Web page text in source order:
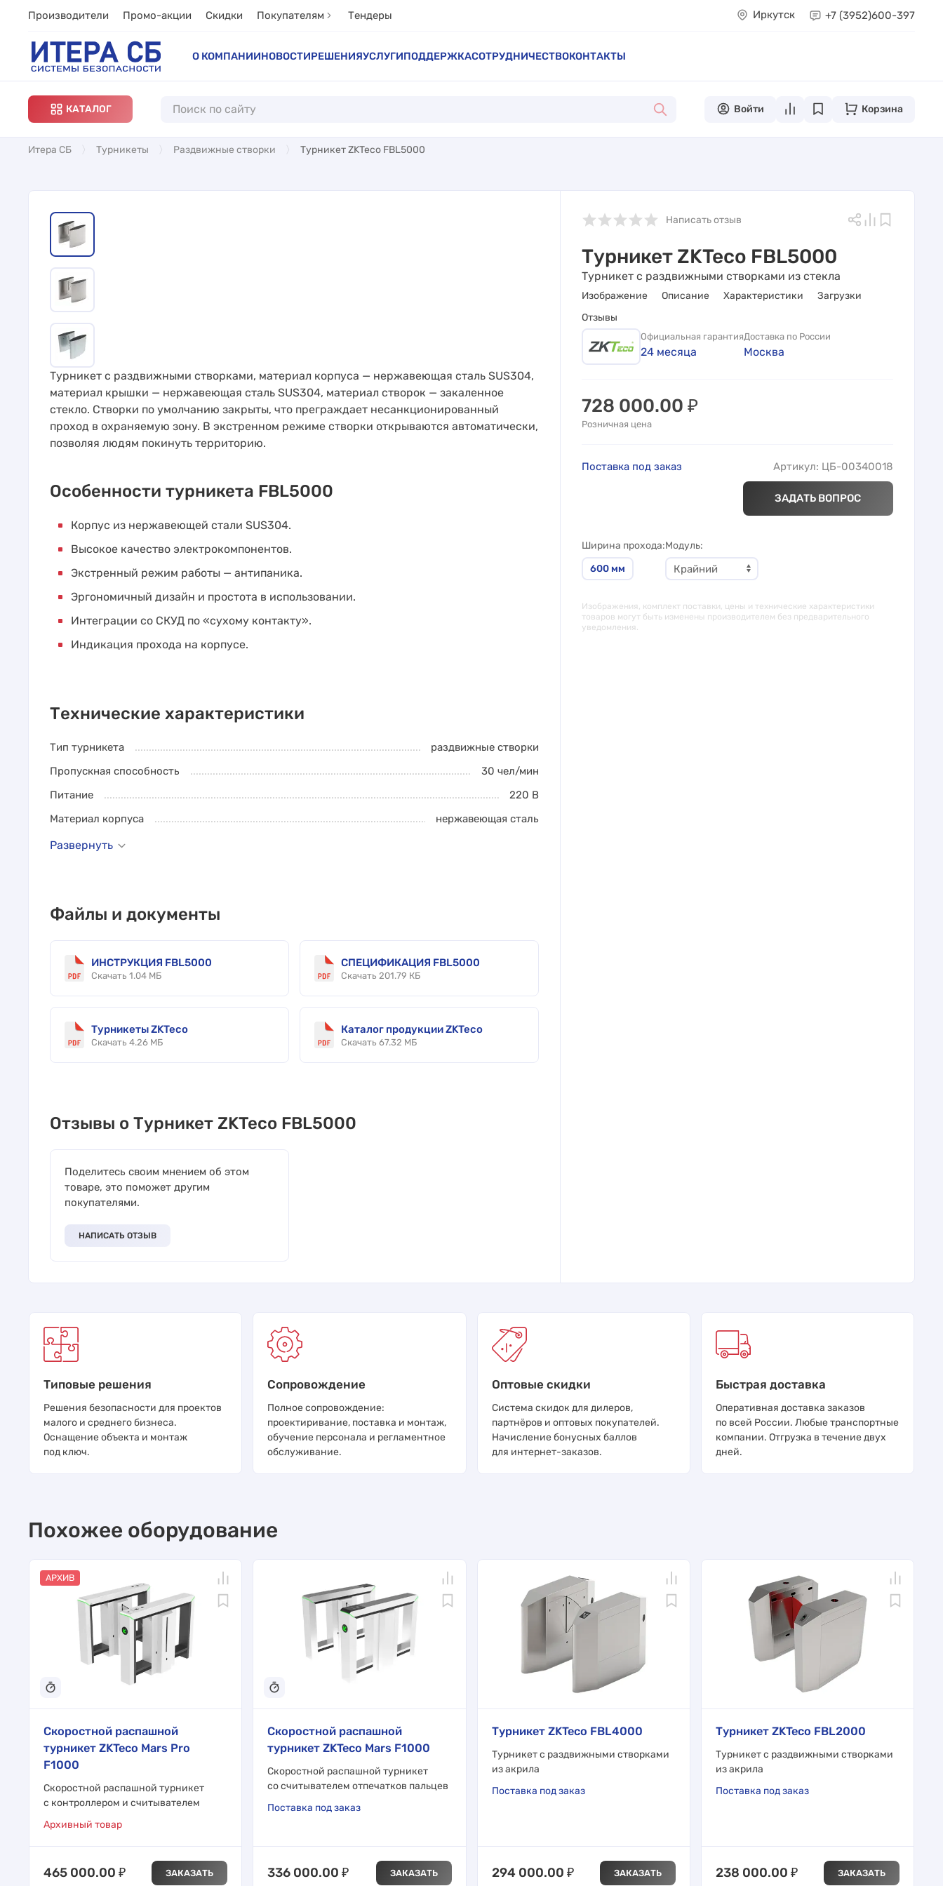
Производители Промо-акции Скидки Покупателям Тендеры Иркутск +7 (3952)600-397
О КОМПАНИИНОВОСТИРЕШЕНИЯУСЛУГИПОДДЕРЖКАСОТРУДНИЧЕСТВОКОНТАКТЫ
КАТАЛОГ Войти Корзина
Итера СБ Турникеты Раздвижные створки Турникет ZKTeco FBL5000
Написать отзыв
Турникет ZKTeco FBL5000
Турникет с раздвижными створками из стекла
Изображение Описание Характеристики
Загрузки
Отзывы
Официальная гарантия
24 месяца
Доставка по России
Москва
728 000.00 ₽
Розничная цена
Поставка под заказ Артикул: ЦБ-00340018
ЗАДАТЬ ВОПРОС
Ширина прохода
600 мм
Модуль
Изображения, комплект поставки, цены и технические характеристики
товаров могут быть изменены производителем без предварительного
уведомления.
Турникет с раздвижными створками, материал корпуса — нержавеющая сталь SUS304,
материал крышки — нержавеющая сталь SUS304, материал створок — закаленное
стекло. Створки по умолчанию закрыты, что преграждает несанкционированный
проход в охраняемую зону. В экстренном режиме створки открываются автоматически,
позволяя людям покинуть территорию.
Особенности турникета FBL5000
Корпус из нержавеющей стали SUS304.
Высокое качество электрокомпонентов.
Экстренный режим работы — антипаника.
Эргономичный дизайн и простота в использовании.
Интеграции со СКУД по «сухому контакту».
Индикация прохода на корпусе.
Технические характеристики
Тип турникета
раздвижные створки
Пропускная способность
30 чел/мин
Питание
220 В
Материал корпуса
нержавеющая сталь
Развернуть
Файлы и документы
ИНСТРУКЦИЯ FBL5000
Скачать 1.04 МБ
СПЕЦИФИКАЦИЯ FBL5000
Скачать 201.79 КБ
Турникеты ZKTeco
Скачать 4.26 МБ
Каталог продукции ZKTeco
Скачать 67.32 МБ
Отзывы о Турникет ZKTeco FBL5000
Поделитесь своим мнением об этом
товаре, это поможет другим
покупателями.
НАПИСАТЬ ОТЗЫВ
Типовые решения
Решения безопасности для проектов
малого и среднего бизнеса.
Оснащение объекта и монтаж
под ключ.
Сопровождение
Полное сопровождение:
проектиривание, поставка и монтаж,
обучение персонала и регламентное
обслуживание.
Оптовые скидки
Система скидок для дилеров,
партнёров и оптовых покупателей.
Начисление бонусных баллов
для интернет-заказов.
Быстрая доставка
Оперативная доставка заказов
по всей России. Любые транспортные
компании. Отгрузка в течение двух
дней.
Похожее оборудование
АРХИВ
Скоростной распашной
турникет ZKTeco Mars Pro
F1000
Скоростной распашной турникет
с контроллером и считывателем
Архивный товар
465 000.00 ₽ ЗАКАЗАТЬ
Скоростной распашной
турникет ZKTeco Mars F1000
Скоростной распашной турникет
со считывателем отпечатков пальцев
Поставка под заказ
336 000.00 ₽ ЗАКАЗАТЬ
Турникет ZKTeco FBL4000
Турникет с раздвижными створками
из акрила
Поставка под заказ
294 000.00 ₽ ЗАКАЗАТЬ
Турникет ZKTeco FBL2000
Турникет с раздвижными створками
из акрила
Поставка под заказ
238 000.00 ₽ ЗАКАЗАТЬ